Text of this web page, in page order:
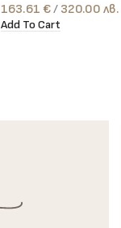
163.61 € лв.
Add To Cart